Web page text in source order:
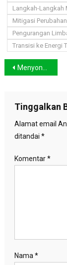
Langkah-Langkah
Mitigasi
Pengurangan
Transisi ke Energi
Navigasi
Menyongsong Tantangan, Ini 5 Cara Beradaptasi dengan Perubahan Iklim
Tinggalkan
Alamat email
ditandai *
Komentar*
Nama *